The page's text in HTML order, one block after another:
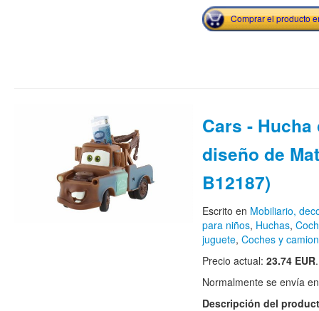
Comprar el producto
Cars - Hucha
diseño de
B12187)
Escrito en Mobiliario,
para niños, Huchas,
juguete, Coches y
Precio actual: 23.74 EUR.
Normalmente se envía
Descripción del